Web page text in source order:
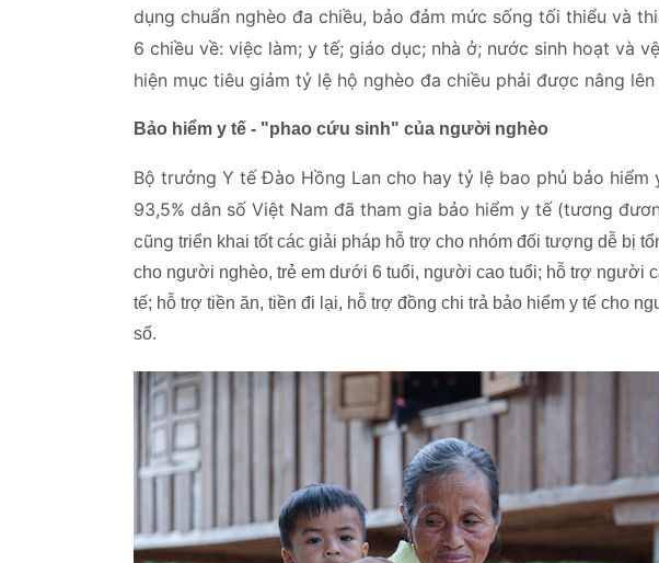
dụng chuẩn nghèo đa chiều, bảo đảm mức sống tối thiểu và
6 chiều về: việc làm; y tế; giáo dục; nhà ở; nước sinh hoạt và
hiện mục tiêu giảm tỷ lệ hộ nghèo đa chiều phải được nâng
Bảo hiểm y tế - "phao cứu sinh" của người nghèo
Bộ trưởng Y tế Đào Hồng Lan cho hay tỷ lệ bao phủ bảo hiểm
93,5% dân số Việt Nam đã tham gia bảo hiểm y tế (tương
cũng triển khai tốt các giải pháp hỗ trợ cho nhóm đối tượng dễ bị
cho người nghèo, trẻ em dưới 6 tuổi, người cao tuổi; hỗ trợ người
tế; hỗ trợ tiền ăn, tiền đi lại, hỗ trợ đồng chi trả bảo hiểm y tế cho
số.